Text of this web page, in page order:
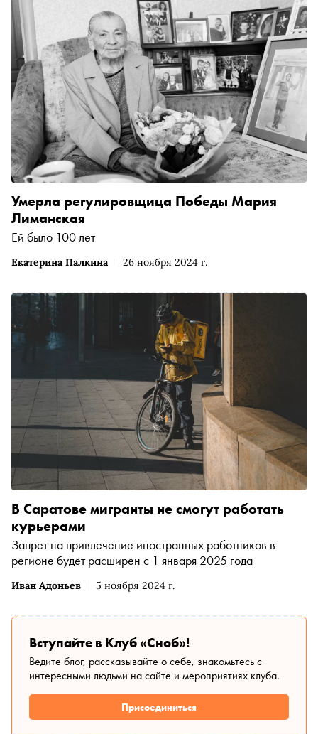
Екатерина Палкина 26 ноября 2024 г.
Умерла регулировщица Победы Мария
Лиманская
Ей было 100 лет
Иван Адоньев 5 ноября 2024 г.
В Саратове мигранты не смогут работать
курьерами
Запрет на привлечение иностранных работников в
регионе будет расширен с 1 января 2025 года
Вступайте в Клуб «Сноб»!
Ведите блог, рассказывайте о себе, знакомьтесь с
интересными людьми на сайте и мероприятиях клуба.
Присоединиться